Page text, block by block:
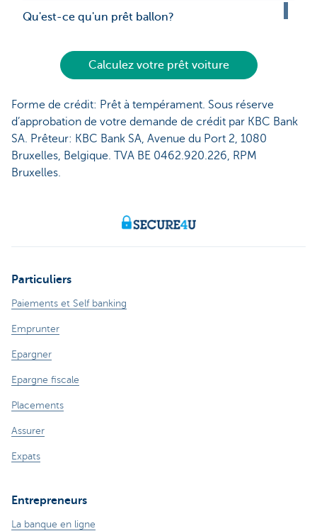
Qu'est-ce qu'un prêt ballon?
Calculez votre prêt voiture
Forme de crédit: Prêt à tempérament. Sous réserve
d’approbation de votre demande de crédit par KBC Bank
SA. Prêteur: KBC Bank SA, Avenue du Port 2, 1080
Bruxelles, Belgique. TVA BE 0462.920.226, RPM
Bruxelles.
Particuliers
Paiements et Self banking
Emprunter
Epargner
Epargne fiscale
Placements
Assurer
Expats
Entrepreneurs
La banque en ligne